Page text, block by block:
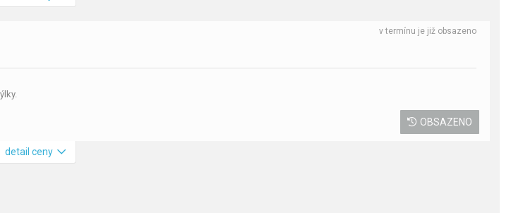
v termínu je již obsazeno
OBSAZENO
detail ceny